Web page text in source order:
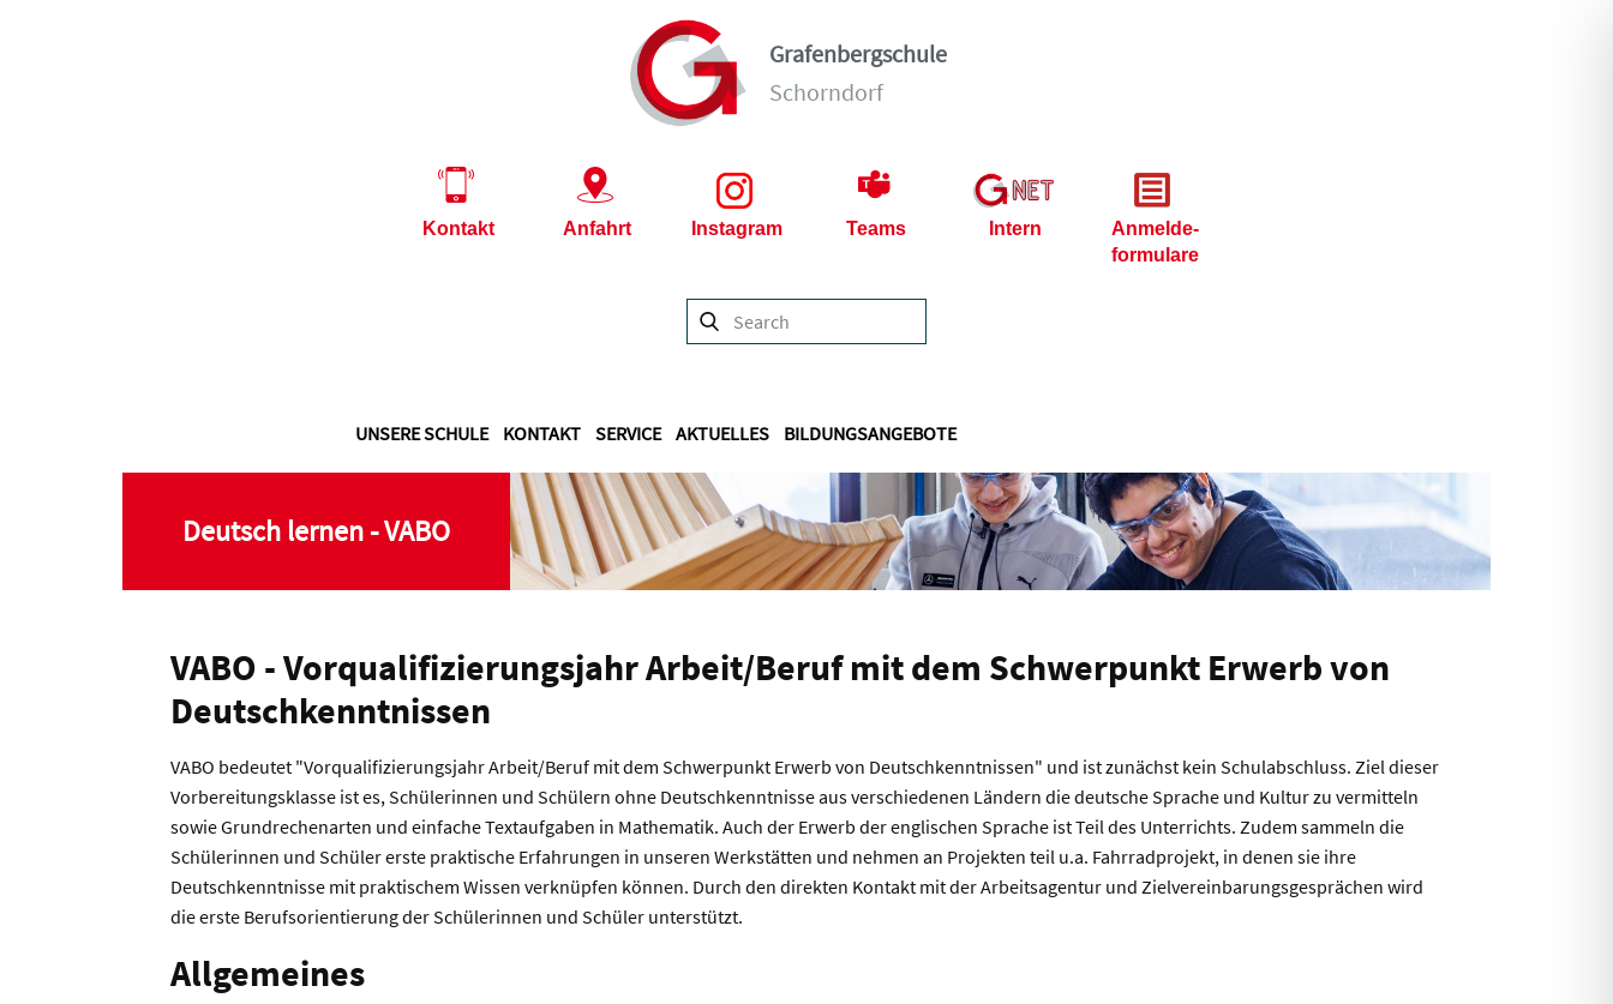
Grafenbergschule
Schorndorf
Kontakt Anfahrt Instagram Teams Intern
Anmelde-
formulare
UNSERE SCHULE KONTAKT SERVICE AKTUELLES BILDUNGSANGEBOTE
Deutsch lernen - VABO
VABO - Vorqualifizierungsjahr Arbeit/Beruf mit dem Schwerpunkt Erwerb von
Deutschkenntnissen
VABO bedeutet "Vorqualifizierungsjahr Arbeit/Beruf mit dem Schwerpunkt Erwerb von Deutschkenntnissen" und ist zunächst kein Schulabschluss. Ziel dieser
Vorbereitungsklasse ist es, Schülerinnen und Schülern ohne Deutschkenntnisse aus verschiedenen Ländern die deutsche Sprache und Kultur zu vermitteln
sowie Grundrechenarten und einfache Textaufgaben in Mathematik. Auch der Erwerb der englischen Sprache ist Teil des Unterrichts. Zudem sammeln die
Schülerinnen und Schüler erste praktische Erfahrungen in unseren Werkstätten und nehmen an Projekten teil u.a. Fahrradprojekt, in denen sie ihre
Deutschkenntnisse mit praktischem Wissen verknüpfen können. Durch den direkten Kontakt mit der Arbeitsagentur und Zielvereinbarungsgesprächen wird
die erste Berufsorientierung der Schülerinnen und Schüler unterstützt.
Allgemeines